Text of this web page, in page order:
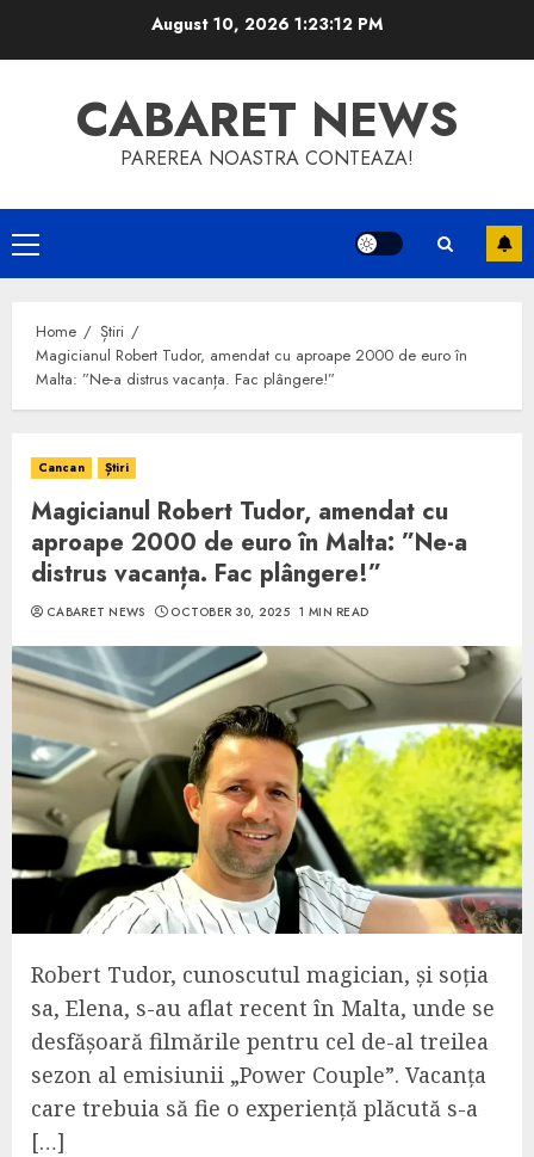
August 10, 2026 1:23:13 PM
CABARET NEWS
PAREREA NOASTRA CONTEAZA!
Primary
Menu
Home
Știri
Magicianul Robert Tudor, amendat cu aproape 2000 de euro în
Malta: ”Ne-a distrus vacanța. Fac plângere!”
Cancan Știri
Magicianul Robert Tudor, amendat cu
aproape 2000 de euro în Malta: ”Ne-a
distrus vacanța. Fac plângere!”
CABARET NEWS OCTOBER 30, 2025 1 MIN READ
Robert Tudor, cunoscutul magician, și soția
sa, Elena, s-au aflat recent în Malta, unde se
desfășoară filmările pentru cel de-al treilea
sezon al emisiunii „Power Couple”. Vacanța
care trebuia să fie o experiență plăcută s-a
[…]